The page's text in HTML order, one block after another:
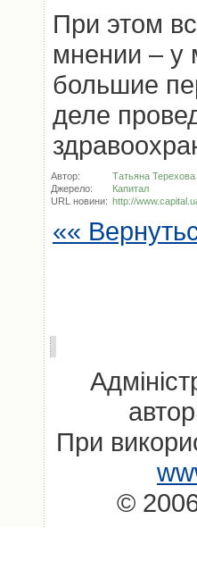
При этом
мнении – у
большие
деле
Автор:
Татьяна Терехова
Джерело:
Капитал
URL новини: http://
««
При
©